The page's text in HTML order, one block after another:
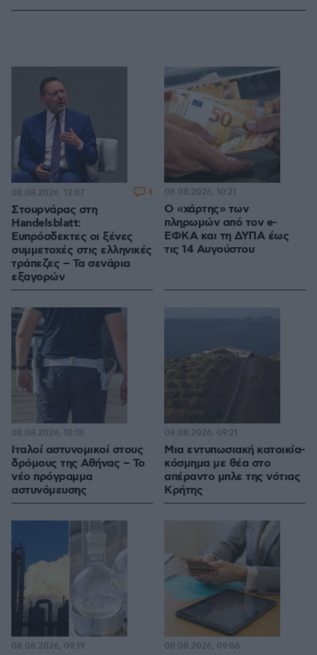
Στουρνάρας στη
Handelsblatt:
Ευπρόσδεκτες οι ξένες
συμμετοχές στις ελληνικές
τράπεζες – Τα σενάρια
εξαγορών
08.08.2026, 13:07 4
Ο «χάρτης» των
πληρωμών από τον e-
ΕΦΚΑ και τη ΔΥΠΑ έως
τις 14 Αυγούστου
08.08.2026, 10:21
Ιταλοί αστυνομικοί στους
δρόμους της Αθήνας – Το
νέο πρόγραμμα
αστυνόμευσης
08.08.2026, 10:18
Μια εντυπωσιακή κατοικία-
κόσμημα με θέα στο
απέραντο μπλε της νότιας
Κρήτης
08.08.2026, 09:21
08.08.2026, 09:19 08.08.2026, 09:06